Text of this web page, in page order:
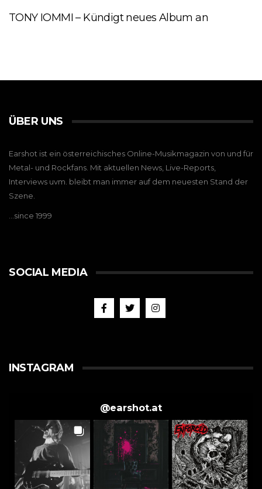
TONY IOMMI – Kündigt neues Album an
ÜBER UNS
Earshot ist ein österreichisches Online-Musikmagazin von und für
Metal- und Rockfans. Mit aktuellen News, Live-Reports,
Interviews uvm. bleibt man immer auf dem neuesten Stand der
Szene.
…since 1999
SOCIAL MEDIA
INSTAGRAM
@earshot.at